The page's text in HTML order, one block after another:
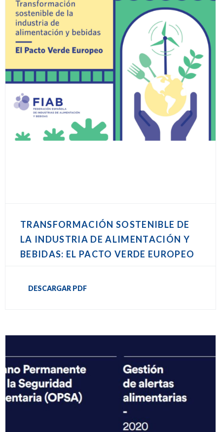
TRANSFORMACIÓN SOSTENIBLE DE
LA INDUSTRIA DE ALIMENTACIÓN Y
BEBIDAS: EL PACTO VERDE EUROPEO
DESCARGAR PDF